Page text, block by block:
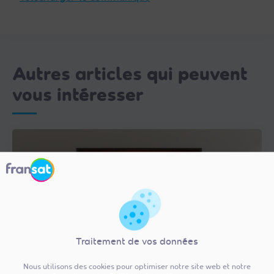
Traitement de vos données
Nous utilisons des cookies pour optimiser notre site web et notre
Autres articles qui peuvent
vous intéresser